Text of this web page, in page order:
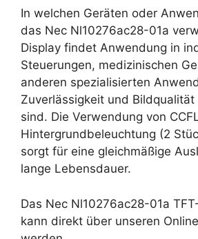
In welchen Geräten oder
das Nec Nl10276ac28-01a
Display findet Anwendung in
Steuerungen, medizinischen
anderen spezialisierten
Zuverlässigkeit und
sind. Die Verwendung von
Hintergrundbeleuchtung (2
sorgt für eine gleichmäßige
lange Lebensdauer.
Das Nec Nl10276ac28-01a
kann direkt über unseren